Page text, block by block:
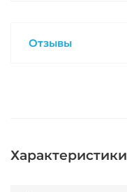
Отзывы
Характеристики